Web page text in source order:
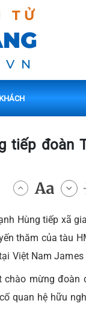
TỬ
tiếp đoàn
Hùng tiếp xã
thăm của tàu
Việt Nam James
chào mừng
quan hệ hữu